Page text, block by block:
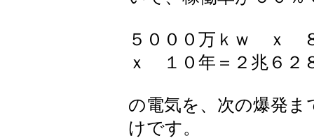
５０００万ｋｗ ｘ
ｘ １０年＝２兆６２
の電気を、次の爆発
けです。